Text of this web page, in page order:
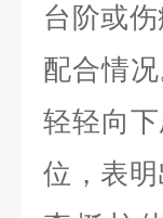
台阶或
配合情
轻轻向
位，表